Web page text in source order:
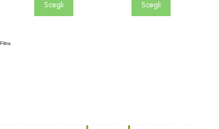
Scegli Scegli
Filtra